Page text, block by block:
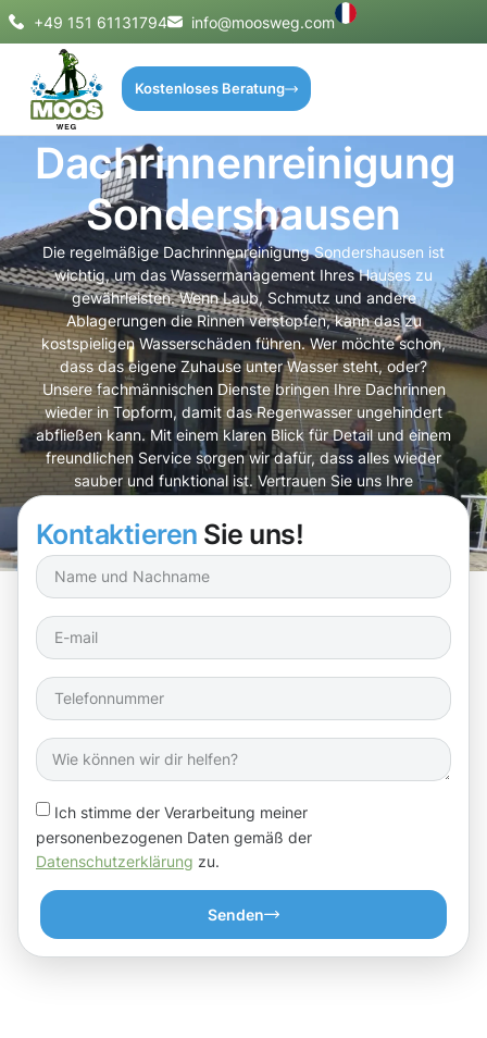
+49 151 61131794 info@moosweg.com
Kostenloses Beratung
Dachrinnenreinigung
Sondershausen
Die regelmäßige Dachrinnenreinigung Sondershausen ist
wichtig, um das Wassermanagement Ihres Hauses zu
gewährleisten. Wenn Laub, Schmutz und andere
Ablagerungen die Rinnen verstopfen, kann das zu
kostspieligen Wasserschäden führen. Wer möchte schon,
dass das eigene Zuhause unter Wasser steht, oder?
Unsere fachmännischen Dienste bringen Ihre Dachrinnen
wieder in Topform, damit das Regenwasser ungehindert
abfließen kann. Mit einem klaren Blick für Detail und einem
freundlichen Service sorgen wir dafür, dass alles wieder
sauber und funktional ist. Vertrauen Sie uns Ihre
Kontaktieren Sie uns!
Ich stimme der Verarbeitung meiner
personenbezogenen Daten gemäß der
Datenschutzerklärung zu.
Senden